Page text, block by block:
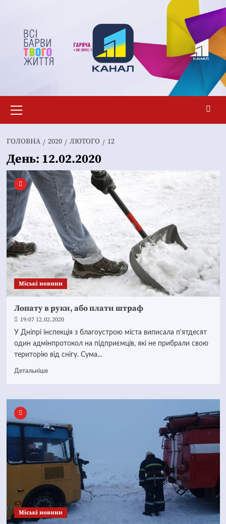
вмісту
меню
ГОЛОВНА 2020 ЛЮТОГО 12
День: 12.02.2020
Mіські новини
Лопату в руки, або плати штраф
19:07 12.02.2020
У Дніпрі інспекція з благоустрою міста виписала п'ятдесят
один адмінпротокол на підприємців, які не прибрали свою
територію від снігу. Сума...
Детальніше
Mіські новини